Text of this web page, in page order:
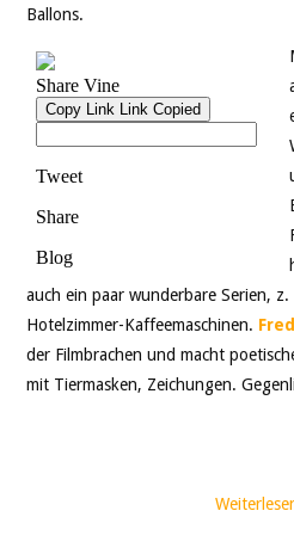
Ballons.
auch ein paar wunderbare Serien,
Hotelzimmer-Kaffeemaschinen.
der Filmbrachen und macht
mit Tiermasken, Zeichungen.